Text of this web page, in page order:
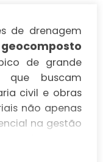
de drenagem
de grande
que buscam
civil e obras
não apenas
na gestão
podem trazer
aos seus